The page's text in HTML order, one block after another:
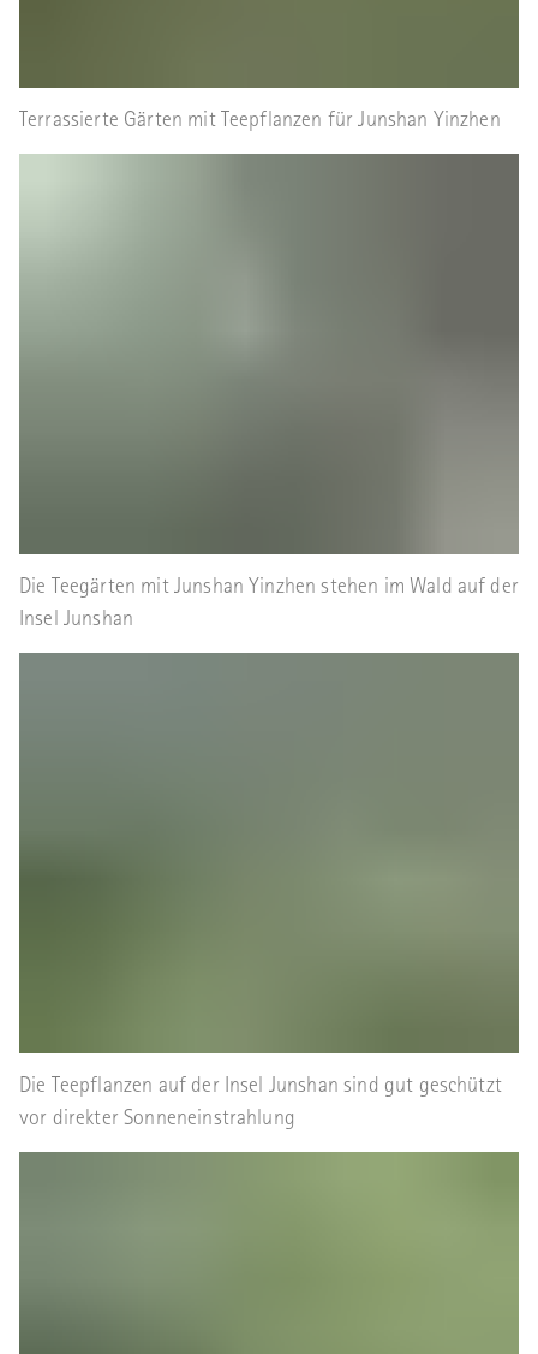
Terrassierte Gärten mit Teepflanzen für Junshan Yinzhen
Die Teegärten mit Junshan Yinzhen stehen im Wald auf der
Insel Junshan
Die Teepflanzen auf der Insel Junshan sind gut geschützt
vor direkter Sonneneinstrahlung